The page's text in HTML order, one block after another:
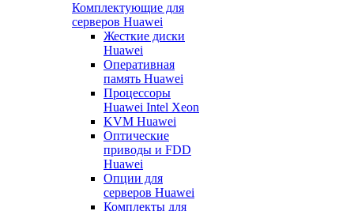
Комплектующие для
серверов Huawei
Жесткие диски
Huawei
Оперативная
память Huawei
Процессоры
Huawei Intel Xeon
KVM Huawei
Оптические
приводы и FDD
Huawei
Опции для
серверов Huawei
Комплекты для